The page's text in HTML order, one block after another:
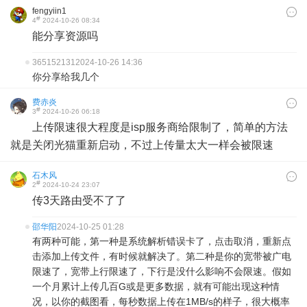
fengyiin1
4# 2024-10-26 08:34
能分享资源吗
3651521312024-10-26 14:36
你分享给我几个
费赤炎
3# 2024-10-26 06:18
上传限速很大程度是isp服务商给限制了，简单的方法
就是关闭光猫重新启动，不过上传量太大一样会被限速
石木风
2# 2024-10-24 23:07
传3天路由受不了了
邵华阳2024-10-25 01:28
有两种可能，第一种是系统解析错误卡了，点击取消，重新点
击添加上传文件，有时候就解决了。第二种是你的宽带被广电
限速了，宽带上行限速了，下行是没什么影响不会限速。假如
一个月累计上传几百G或是更多数据，就有可能出现这种情
况，以你的截图看，每秒数据上传在1MB/s的样子，很大概率